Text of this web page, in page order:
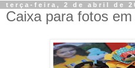
terça-feira, 2 de abril de
Caixa para fotos